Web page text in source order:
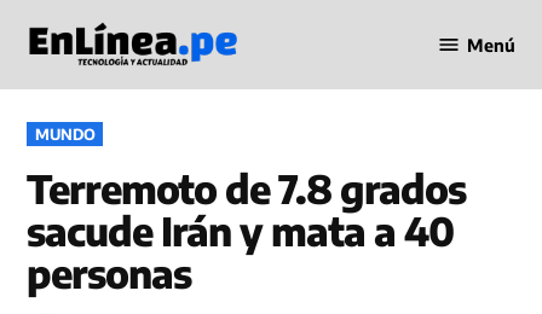
contenido
en Línea
Menú
PUBLICADO
EN
MUNDO
Terremoto de 7.8 grados
sacude Irán y mata a 40
personas